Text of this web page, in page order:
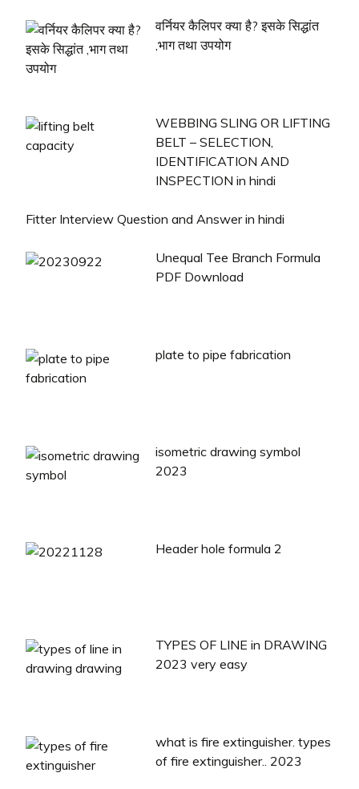
वर्नियर कैलिपर क्या है? इसके सिद्धांत
,भाग तथा उपयोग
WEBBING SLING OR LIFTING
BELT – SELECTION,
IDENTIFICATION AND
INSPECTION in hindi
Fitter Interview Question and Answer in hindi
Unequal Tee Branch Formula
PDF Download
plate to pipe fabrication
isometric drawing symbol
2023
Header hole formula 2
TYPES OF LINE in DRAWING
2023 very easy
what is fire extinguisher. types
of fire extinguisher.. 2023